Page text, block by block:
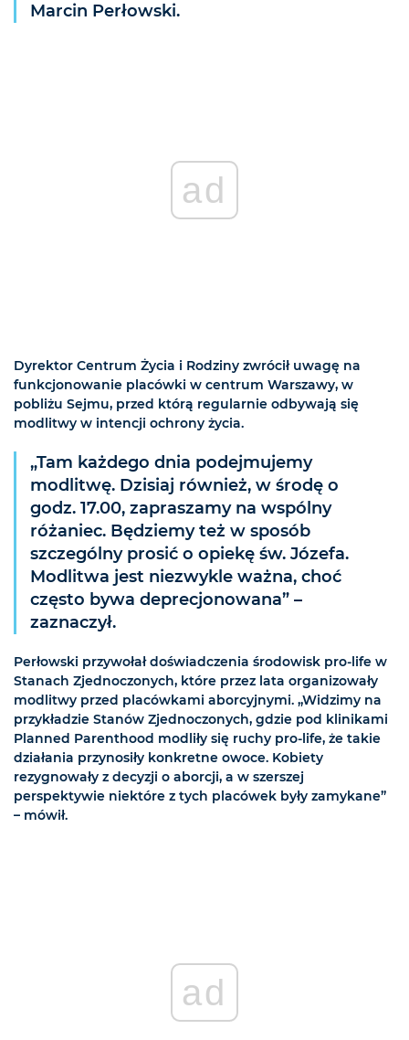
Marcin Perłowski.
ad
Dyrektor Centrum Życia i Rodziny zwrócił uwagę na
funkcjonowanie placówki w centrum Warszawy, w
pobliżu Sejmu, przed którą regularnie odbywają się
modlitwy w intencji ochrony życia.
„Tam każdego dnia podejmujemy
modlitwę. Dzisiaj również, w środę o
godz. 17.00, zapraszamy na wspólny
różaniec. Będziemy też w sposób
szczególny prosić o opiekę św. Józefa.
Modlitwa jest niezwykle ważna, choć
często bywa deprecjonowana” –
zaznaczył.
Perłowski przywołał doświadczenia środowisk pro-life w
Stanach Zjednoczonych, które przez lata organizowały
modlitwy przed placówkami aborcyjnymi. „Widzimy na
przykładzie Stanów Zjednoczonych, gdzie pod klinikami
Planned Parenthood modliły się ruchy pro-life, że takie
działania przynosiły konkretne owoce. Kobiety
rezygnowały z decyzji o aborcji, a w szerszej
perspektywie niektóre z tych placówek były zamykane”
– mówił.
ad